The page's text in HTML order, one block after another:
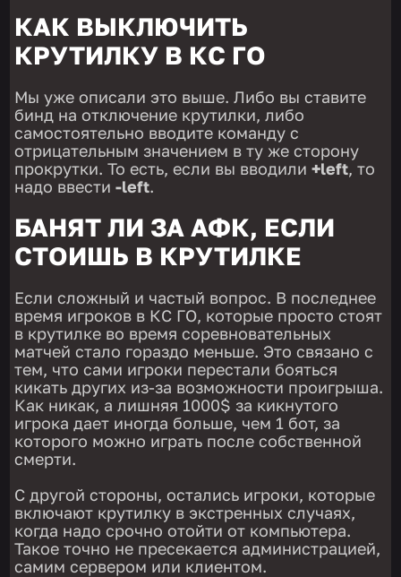
КАК ВЫКЛЮЧИТЬ
КРУТИЛКУ В КС ГО
Мы уже описали это выше. Либо вы ставите
бинд на отключение крутилки, либо
самостоятельно вводите команду с
отрицательным значением в ту же сторону
прокрутки. То есть, если вы вводили+left, то
надо ввести-left.
БАНЯТ ЛИ ЗА АФК, ЕСЛИ
СТОИШЬ В КРУТИЛКЕ
Если сложный и частый вопрос. В последнее
время игроков в КС ГО, которые просто стоят
в крутилке во время соревновательных
матчей стало гораздо меньше. Это связано с
тем, что сами игроки перестали бояться
кикать других из-за возможности проигрыша.
Как никак, а лишняя 1000$ за кикнутого
игрока дает иногда больше, чем 1 бот, за
которого можно играть после собственной
смерти.
С другой стороны, остались игроки, которые
включают крутилку в экстренных случаях,
когда надо срочно отойти от компьютера.
Такое точно не пресекается администрацией,
самим сервером или клиентом.